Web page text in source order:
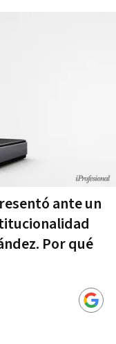
ante un
Por qué